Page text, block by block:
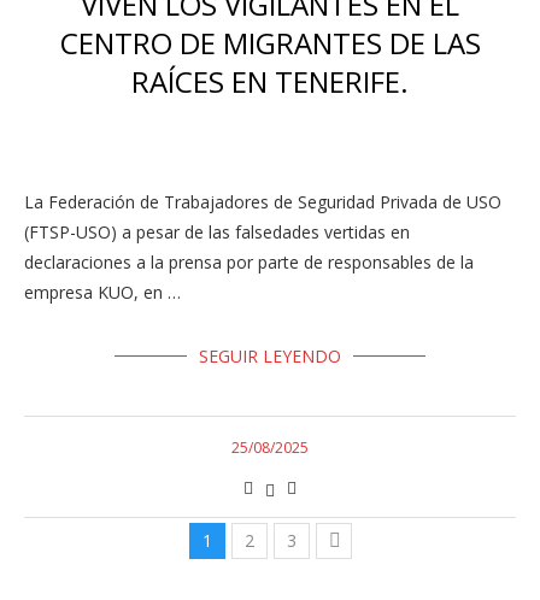
CENTRO DE MIGRANTES DE LAS
RAÍCES EN TENERIFE.
La Federación de Trabajadores de Seguridad Privada de USO
(FTSP-USO) a pesar de las falsedades vertidas en
declaraciones a la prensa por parte de responsables de la
empresa KUO, en …
SEGUIR LEYENDO
25/08/2025
1 2 3